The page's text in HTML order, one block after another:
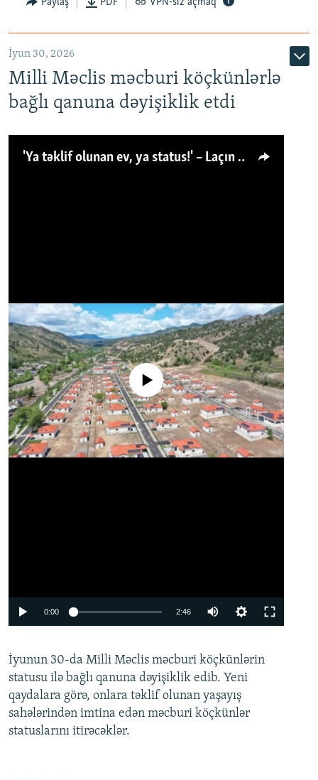
İyun 30, 2026
Milli Məclis məcburi köçkünlərlə
bağlı qanuna dəyişiklik etdi
'Ya təklif olunan ev, ya status!' – Laçın köçkünü: 'Laçından başqa heç hara!'
No media source currently available
0:00 2:46
360p
480p
720p
İyunun 30-da Milli Məclis məcburi köçkünlərin
statusu ilə bağlı qanuna dəyişiklik edib. Yeni
qaydalara görə, onlara təklif olunan yaşayış
sahələrindən imtina edən məcburi köçkünlər
statuslarını itirəcəklər.